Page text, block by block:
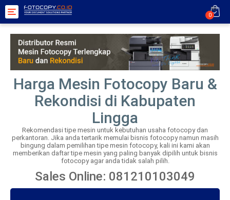
Toggle
navigation
0
Harga Mesin Fotocopy Baru &
Rekondisi di Kabupaten
Lingga
Rekomendasi tipe mesin untuk kebutuhan usaha fotocopy dan
perkantoran. Jika anda tertarik memulai bisnis fotocopy namun masih
bingung dalam pemilihan tipe mesin fotocopy, kali ini kami akan
memberikan daftar tipe mesin yang paling banyak dipilih untuk bisnis
fotocopy agar anda tidak salah pilih.
Sales Online: 081210103049